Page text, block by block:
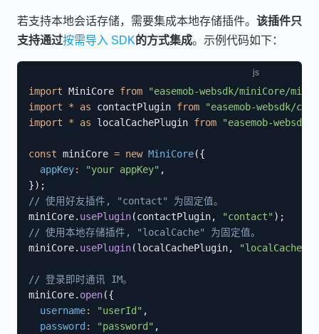
若支持本地会话存储，需要集成本地存储插件。 该插件只
支持通过按需导入 SDK的方式集成。示例代码如下：
import MiniCore from
"easemob-websdk/miniCore/
import
* as contactPlugin from
"easemob-websdk/
import
* as localCachePlugin from "easemob-
const miniCore = new MiniCore({
appKey: "your appKey" ,
}) ;
// 使用好友插件, "contact" 为固定值。
miniCore. usePlugin(contactPlugin, "contact" ) ;
// 使用本地存储插件, "localCache" 为固定值。
miniCore. usePlugin(localCachePlugin, "localCache"
// 登录即时通讯 IM。
miniCore. open({
username: "userId" ,
password : "password" ,